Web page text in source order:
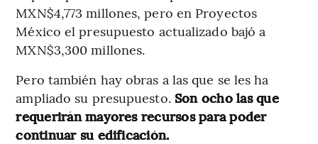
MXN$4,773 millones, pero en Proyectos
México el presupuesto actualizado bajó a
MXN$3,300 millones.
Pero también hay obras a las que se les ha
ampliado su presupuesto. Son ocho las que
requerirán mayores recursos para poder
continuar su edificación.